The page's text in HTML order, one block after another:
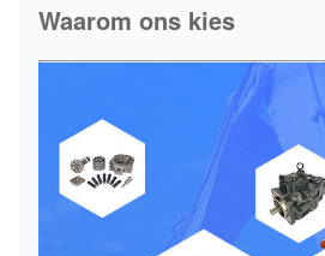
Waarom ons kies